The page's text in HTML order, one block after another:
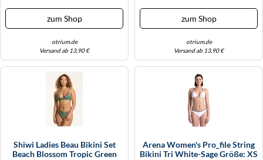
zum Shop
otrium.de
Versand ab 13,90 €
zum Shop
otrium.de
Versand ab 13,90 €
Shiwi Ladies Beau Bikini Set
Beach Blossom Tropic Green
Arena Women's Pro_file String
Bikini Tri White-Sage Größe: XS